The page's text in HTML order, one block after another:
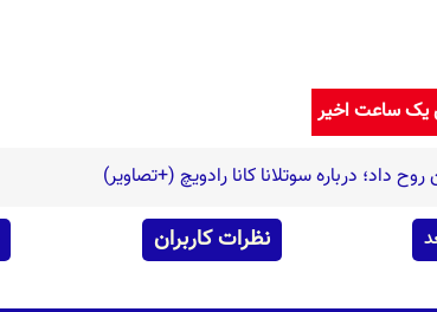
یک ساعت اخیر
داد؛ درباره سوتلانا کانا رادویچ (+تصاویر)
نظرات کاربران